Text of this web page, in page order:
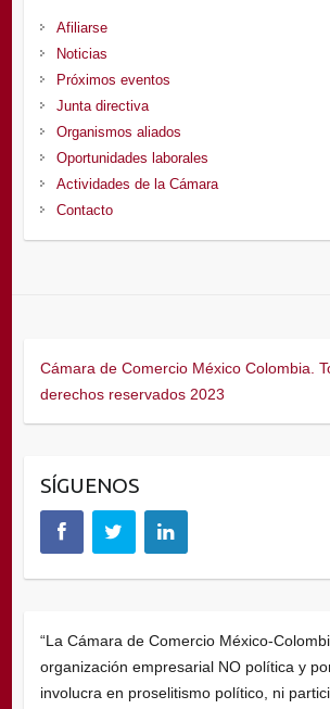
Afiliarse
Noticias
Próximos eventos
Junta directiva
Organismos aliados
Oportunidades laborales
Actividades de la Cámara
Contacto
Cámara de Comercio México Colombia.
derechos reservados 2023
SÍGUENOS
“La Cámara de Comercio México-
organización empresarial NO política y
involucra en proselitismo político, ni